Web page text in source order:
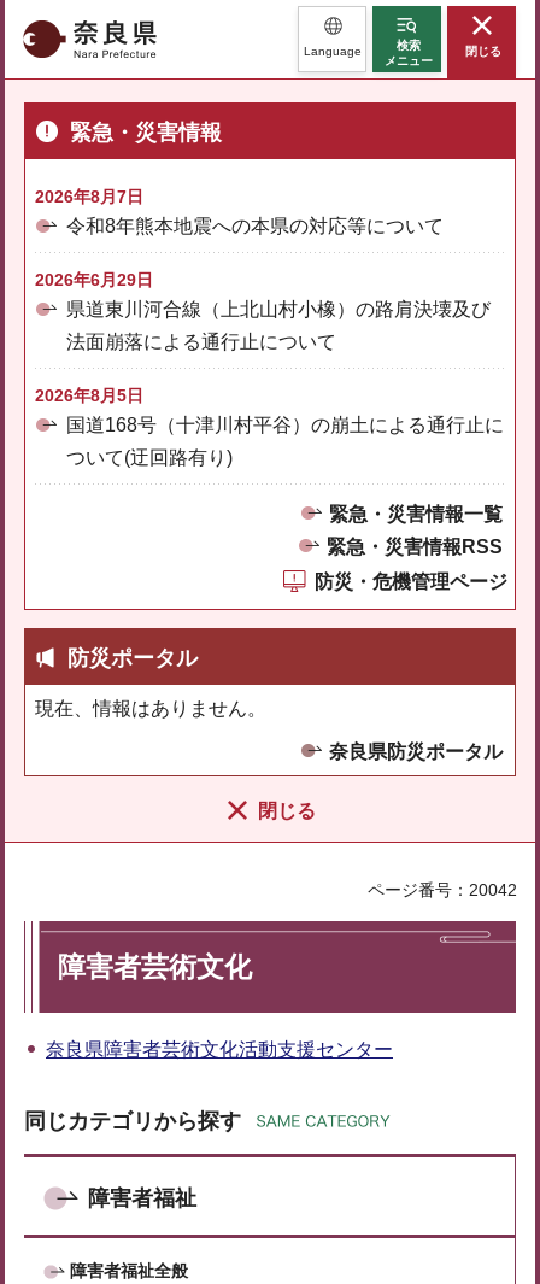
奈良県 Language
検索
メニュー
閉じる
緊急・災害情報
2026年8月7日
令和8年熊本地震への本県の対応等について
2026年6月29日
県道東川河合線（上北山村小橡）の路肩決壊及び
法面崩落による通行止について
2026年8月5日
国道168号（十津川村平谷）の崩土による通行止に
ついて(迂回路有り)
緊急・災害情報一覧
緊急・災害情報RSS
防災・危機管理ページ
防災ポータル
現在、情報はありません。
奈良県防災ポータル
閉じる
ページ番号：20042
障害者芸術文化
奈良県障害者芸術文化活動支援センター
同じカテゴリから探す
障害者福祉
障害者福祉全般